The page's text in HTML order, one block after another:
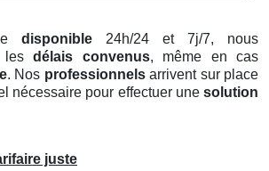
disponible 24h/24 et 7j/7, nous
lesdélais convenus, même en cas
. Nos professionnelsarrivent sur place
nécessaire pour effectuer une solution
juste